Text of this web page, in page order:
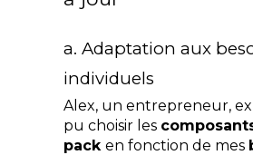
a. Adaptation aux
individuels
Alex, un entrepreneur,
pu choisir les
pack en fonction de mes